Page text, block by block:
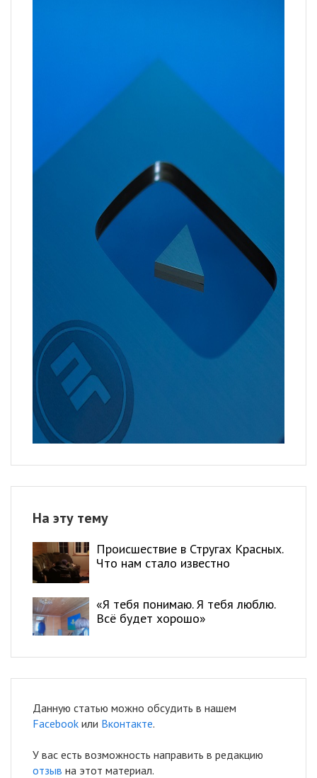
На эту тему
Происшествие в Стругах Красных.
Что нам стало известно
«Я тебя понимаю. Я тебя люблю.
Всё будет хорошо»
Данную статью можно обсудить в нашем
Facebook или Вконтакте.
У вас есть возможность направить в редакцию
отзыв на этот материал.